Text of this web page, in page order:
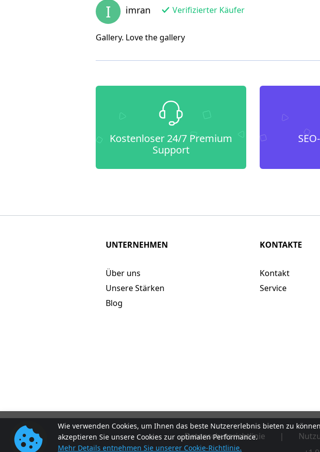
I imran Verifizierter Käufer
Gallery. Love the gallery
Kostenloser 24/7 Premium
Support
Wie verwenden Cookies, um Ihnen das beste Nutzererlebnis bieten zu
akzeptieren Sie unsere Cookies zur optimalen Performance.
Mehr Details entnehmen Sie unserer Cookie-Richtlinie.
UNTERNEHMEN
Über uns
Unsere Stärken
Blog
KONTAKTE
Kontakt
Service
Datenschutzrichtlinie |